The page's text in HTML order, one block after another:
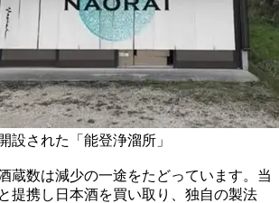
設された「能登浄溜所」
蔵数は減少の一途をたどっています。当
提携し日本酒を買い取り、独自の製法